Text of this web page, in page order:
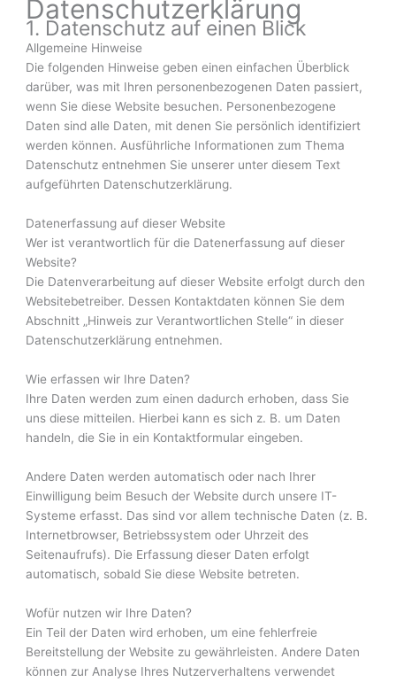
Datenschutz­erklärung
1. Datenschutz auf einen Blick
Allgemeine Hinweise
Die folgenden Hinweise geben einen einfachen Überblick
darüber, was mit Ihren personenbezogenen Daten passiert,
wenn Sie diese Website besuchen. Personenbezogene
Daten sind alle Daten, mit denen Sie persönlich identifiziert
werden können. Ausführliche Informationen zum Thema
Datenschutz entnehmen Sie unserer unter diesem Text
aufgeführten Datenschutzerklärung.
Datenerfassung auf dieser Website
Wer ist verantwortlich für die Datenerfassung auf dieser
Website?
Die Datenverarbeitung auf dieser Website erfolgt durch den
Websitebetreiber. Dessen Kontaktdaten können Sie dem
Abschnitt „Hinweis zur Verantwortlichen Stelle“ in dieser
Datenschutzerklärung entnehmen.
Wie erfassen wir Ihre Daten?
Ihre Daten werden zum einen dadurch erhoben, dass Sie
uns diese mitteilen. Hierbei kann es sich z. B. um Daten
handeln, die Sie in ein Kontaktformular eingeben.
Andere Daten werden automatisch oder nach Ihrer
Einwilligung beim Besuch der Website durch unsere IT-
Systeme erfasst. Das sind vor allem technische Daten (z. B.
Internetbrowser, Betriebssystem oder Uhrzeit des
Seitenaufrufs). Die Erfassung dieser Daten erfolgt
automatisch, sobald Sie diese Website betreten.
Wofür nutzen wir Ihre Daten?
Ein Teil der Daten wird erhoben, um eine fehlerfreie
Bereitstellung der Website zu gewährleisten. Andere Daten
können zur Analyse Ihres Nutzerverhaltens verwendet